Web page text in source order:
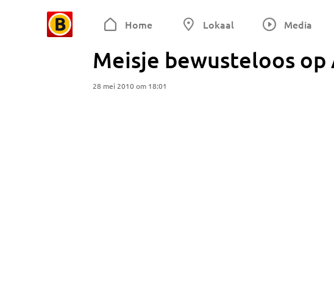
Home Lokaal Media
Meisje bewusteloos op
28 mei 2010 om 18:01